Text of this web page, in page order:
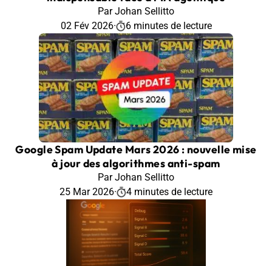
Par Johan Sellitto
02 Fév 2026· 6 minutes de lecture
Google Spam Update Mars 2026 : nouvelle mise
à jour des algorithmes anti-spam
Par Johan Sellitto
25 Mar 2026· 4 minutes de lecture